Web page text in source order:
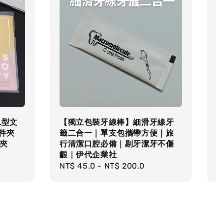
文
夾
【獨立包裝牙線棒】細滑牙線牙
籤二合一｜單支包攜帶方便｜旅
行清潔口腔必備｜剔牙潔牙不傷
齦｜伊代企業社
Regular
NT$ 45.0 - NT$ 200.0